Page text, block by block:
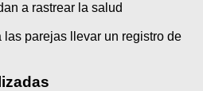
a rastrear la salud
las parejas llevar un registro de